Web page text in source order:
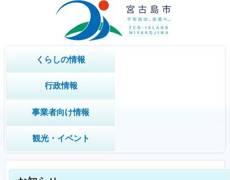
くらしの情報
行政情報
事業者向け情報
観光・イベント